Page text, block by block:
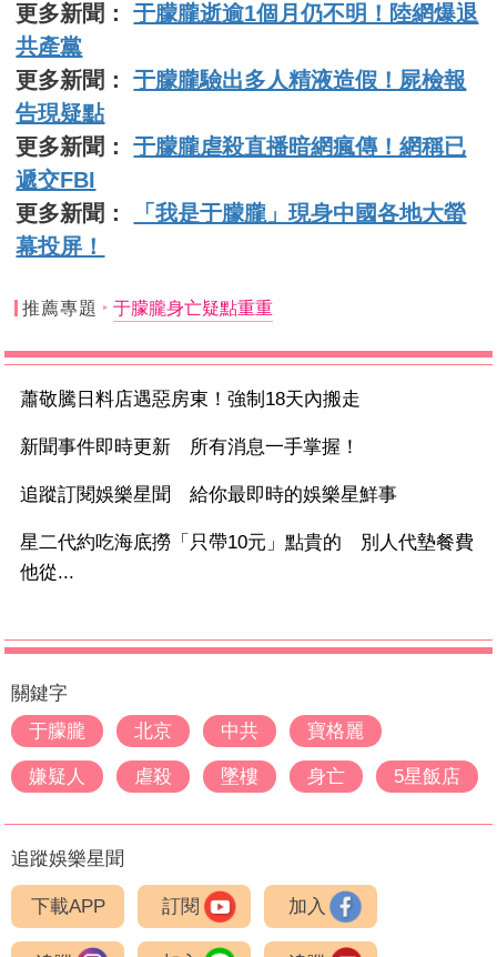
更多新聞：于朦朧逝逾1個月仍不明！陸網爆退
共產黨
更多新聞：于朦朧驗出多人精液造假！屍檢報
告現疑點
更多新聞：于朦朧虐殺直播暗網瘋傳！網稱已
遞交FBI
更多新聞：
「我是于朦朧」現身中國各地大螢
幕投屏！
推薦專題 于朦朧身亡疑點重重
蕭敬騰日料店遇惡房東！強制18天內搬走
新聞事件即時更新 所有消息一手掌握！
追蹤訂閱娛樂星聞 給你最即時的娛樂星鮮事
星二代約吃海底撈「只帶10元」點貴的 別人代墊餐費
他從...
關鍵字
于朦朧
北京 中共 寶格麗
嫌疑人 虐殺 墜樓 身亡 5星飯店
追蹤娛樂星聞
下載APP 訂閱 加入